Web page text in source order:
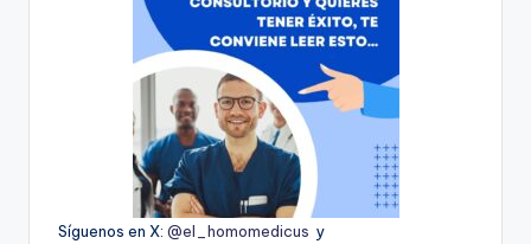
Síguenos en X: @el_homomedicus y